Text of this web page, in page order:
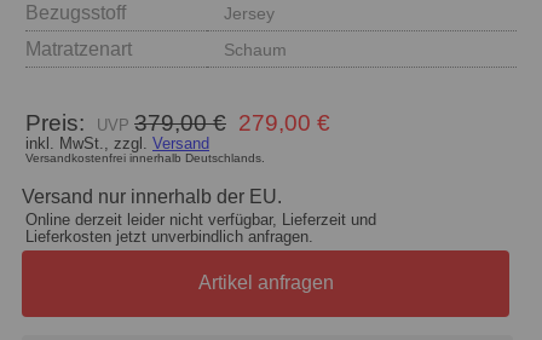
Bezugsstoff
Jersey
Matratzenart Schaum
Preis: 379,00 € 279,00 €
inkl. MwSt., zzgl. Versand
Versandkostenfrei innerhalb Deutschlands.
Versand nur innerhalb der EU.
Online derzeit leider nicht verfügbar, Lieferzeit und
Lieferkosten jetzt unverbindlich anfragen.
Artikel anfragen